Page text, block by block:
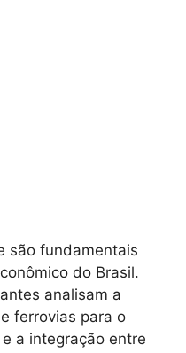
são fundamentais
do Brasil.
analisam a
ferrovias para o
a integração entre